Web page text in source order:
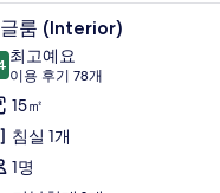
4 룸 (Interior)
점 만점 중 10점
최고예요
이용 후기 78개
(이
용
후
기
78
15㎡
침실 1개
1명